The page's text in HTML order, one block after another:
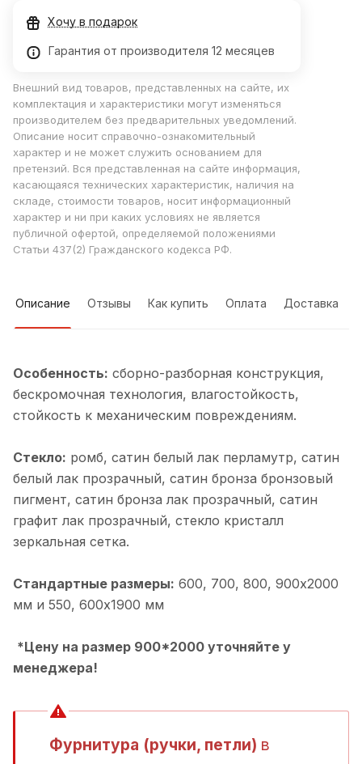
Хочу в подарок
Гарантия от производителя 12 месяцев
Внешний вид товаров, представленных на сайте, их
комплектация и характеристики могут изменяться
производителем без предварительных уведомлений.
Описание носит справочно-ознакомительный
характер и не может служить основанием для
претензий. Вся представленная на сайте информация,
касающаяся технических характеристик, наличия на
складе, стоимости товаров, носит информационный
характер и ни при каких условиях не является
публичной офертой, определяемой положениями
Статьи 437(2) Гражданского кодекса РФ.
Описание Отзывы Как купить Оплата Доставка
Особенность: cборно-разборная конструкция,
бескромочная технология, влагостойкость,
стойкость к механическим повреждениям.
Стекло: ромб, cатин белый лак перламутр, cатин
белый лак прозрачный, cатин бронза бронзовый
пигмент, cатин бронза лак прозрачный, cатин
графит лак прозрачный, cтекло кристалл
зеркальная сетка.
Стандартные размеры: 600, 700, 800, 900х2000
мм и 550, 600х1900 мм
*Цену на размер 900*2000 уточняйте у
менеджера!
Фурнитура (ручки, петли) в